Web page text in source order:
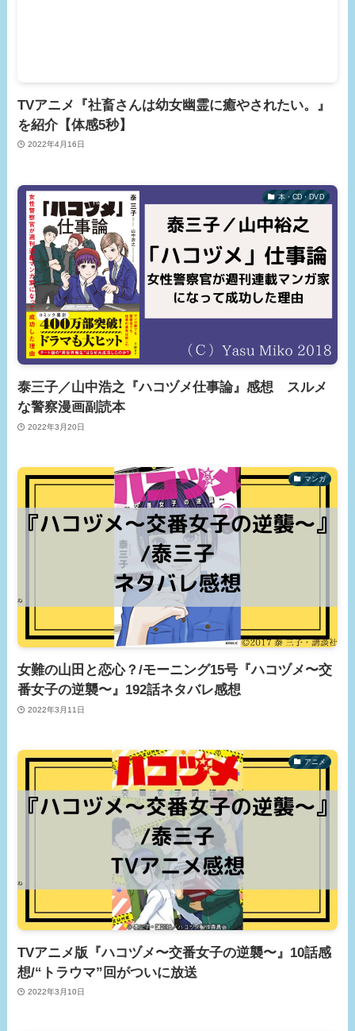
TVアニメ『社畜さんは幼女幽霊に癒やされたい。』
を紹介【体感5秒】
2022年4月16日
本・CD・DVD
泰三子／山中浩之『ハコヅメ仕事論』感想 スルメ
な警察漫画副読本
2022年3月20日
マンガ
女難の山田と恋心？/モーニング15号『ハコヅメ〜交
番女子の逆襲〜』192話ネタバレ感想
2022年3月11日
アニメ
TVアニメ版『ハコヅメ〜交番女子の逆襲〜』10話感
想/“トラウマ”回がついに放送
2022年3月10日